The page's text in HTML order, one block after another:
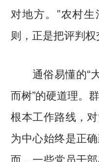
对地方。”农村
则，正是把评判权
通俗易懂的“大
而树”的硬道理。
根本工作路线，
为中心始终是正
而，一些党员干